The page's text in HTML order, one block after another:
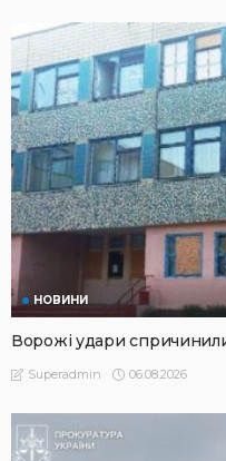
НОВИНИ
Ворожі удари
Superadmin 06.08.2026